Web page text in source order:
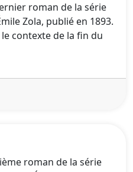
roman de la série
Zola, publié en 1893.
contexte de la fin du
roman de la série